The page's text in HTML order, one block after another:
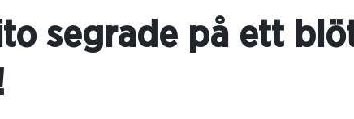
segrade på ett